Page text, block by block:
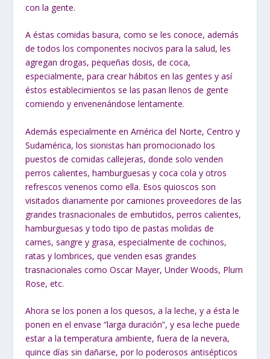
con la gente.
A éstas comidas basura, como se les conoce, además
de todos los componentes nocivos para la salud, les
agregan drogas, pequeñas dosis, de coca,
especialmente, para crear hábitos en las gentes y así
éstos establecimientos se las pasan llenos de gente
comiendo y envenenándose lentamente.
Además especialmente en América del Norte, Centro y
Sudamérica, los sionistas han promocionado los
puestos de comidas callejeras, donde solo venden
perros calientes, hamburguesas y coca cola y otros
refrescos venenos como ella. Esos quioscos son
visitados diariamente por camiones proveedores de las
grandes trasnacionales de embutidos, perros calientes,
hamburguesas y todo tipo de pastas molidas de
carnes, sangre y grasa, especialmente de cochinos,
ratas y lombrices, que venden esas grandes
trasnacionales como Oscar Mayer, Under Woods, Plum
Rose, etc.
Ahora se los ponen a los quesos, a la leche, y a ésta le
ponen en el envase “larga duración”, y esa leche puede
estar a la temperatura ambiente, fuera de la nevera,
quince días sin dañarse, por lo poderosos antisépticos